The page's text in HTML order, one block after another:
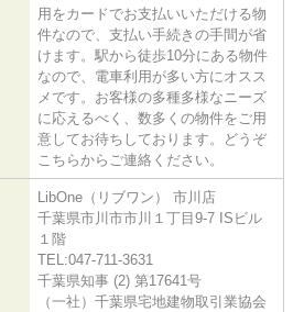
用をカードでお支払いいただける物
件なので、支払い手続きの手間が省
けます。駅から徒歩10分にある物件
なので、電車利用が多い方にオスス
メです。お客様の多種多様なニーズ
に応えるべく、数多くの物件をご用
意してお待ちしております。どうぞ
こちらからご連絡ください。
LibOne（リブワン） 市川店
千葉県市川市市川１丁目9-7 ISビル
１階
TEL:047-711-3631
千葉県知事 (2) 第17641号
（一社）千葉県宅地建物取引業協会